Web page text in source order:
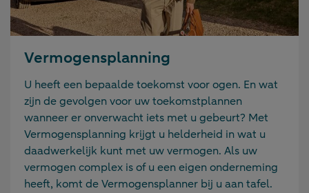
Vermogensplanning
U heeft een bepaalde toekomst voor ogen. En wat
zijn de gevolgen voor uw toekomstplannen
wanneer er onverwacht iets met u gebeurt? Met
Vermogensplanning krijgt u helderheid in wat u
daadwerkelijk kunt met uw vermogen. Als uw
vermogen complex is of u een eigen onderneming
heeft, komt de Vermogensplanner bij u aan tafel.